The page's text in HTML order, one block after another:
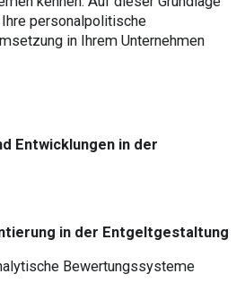
personalpolitische
in Ihrem Unternehmen
Entwicklungen in der
in der Entgeltgestaltung
Bewertungssysteme